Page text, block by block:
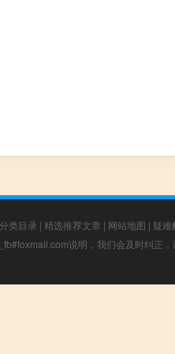
类目录 | 精选推荐文章 | 网站地图 | 疑难
说明，我们会及时纠正，